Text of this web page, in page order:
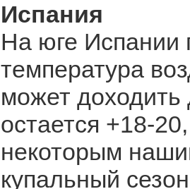
Испания
На юге Испании
температура
может доходить
остается +18-
некоторым
купальный